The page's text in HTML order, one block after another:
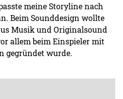
meine Storyline nach
Beim Sounddesign wollte
Musik und Originalsound
allem beim Einspieler mit
gegründet wurde.